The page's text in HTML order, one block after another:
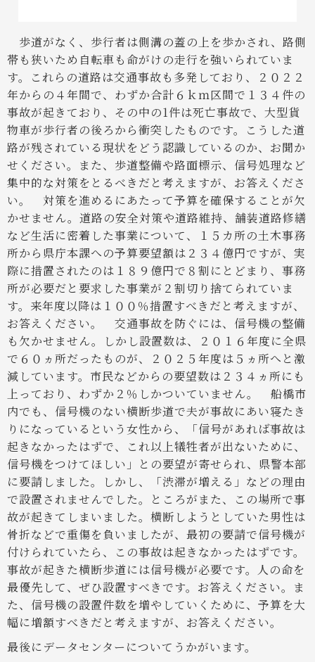
歩道がなく、歩行者は側溝の蓋の上を歩かされ、路側
帯も狭いため自転車も命がけの走行を強いられていま
す。これらの道路は交通事故も多発しており、２０２２
年からの４年間で、わずか合計６ｋｍ区間で１３４件の
事故が起きており、その中の1件は死亡事故で、大型貨
物車が歩行者の後ろから衝突したものです。こうした道
路が残されている現状をどう認識しているのか、お聞か
せください。また、歩道整備や路面標示、信号処理など
集中的な対策をとるべきだと考えますが、お答えくださ
い。
対策を進めるにあたって予算を確保することが欠
かせません。道路の安全対策や道路維持、舗装道路修繕
など生活に密着した事業について、１５カ所の土木事務
所から県庁本課への予算要望額は２３４億円ですが、実
際に措置されたのは１８９億円で８割にとどまり、事務
所が必要だと要求した事業が２割切り捨てられていま
す。来年度以降は１００％措置すべきだと考えますが、
お答えください。
交通事故を防ぐには、信号機の整備
も欠かせません。しかし設置数は、２０１６年度に全県
で６０ヵ所だったものが、２０２５年度は５ヵ所へと激
減しています。市民などからの要望数は２３４ヵ所にも
上っており、わずか２％しかついていません。
船橋市
内でも、信号機のない横断歩道で夫が事故にあい寝たき
りになっているという女性から、「信号があれば事故は
起きなかったはずで、これ以上犠牲者が出ないために、
信号機をつけてほしい」との要望が寄せられ、県警本部
に要請しました。しかし、「渋滞が増える」などの理由
で設置されませんでした。ところがまた、この場所で事
故が起きてしまいました。横断しようとしていた男性は
骨折などで重傷を負いましたが、最初の要請で信号機が
付けられていたら、この事故は起きなかったはずです。
事故が起きた横断歩道には信号機が必要です。人の命を
最優先して、ぜひ設置すべきです。お答えください。ま
た、信号機の設置件数を増やしていくために、予算を大
幅に増額すべきだと考えますが、お答えください。
最後にデータセンターについてうかがいます。